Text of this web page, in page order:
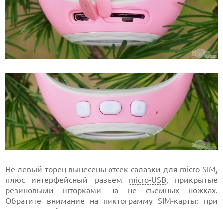
Не левый торец вынесены отсек-салазки для micro-SIM,
плюс интерфейсный разъем micro-USB, прикрытые
резиновыми шторками на не съемных ножках.
Обратите внимание на пиктограмму SIM-карты: при